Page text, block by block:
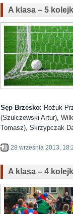
A klasa – 5
Sęp Brzesko: Rożuk
(Szulczewski Artur),
Tomasz), Skrzypczak
28 września 2013,
A klasa – 4